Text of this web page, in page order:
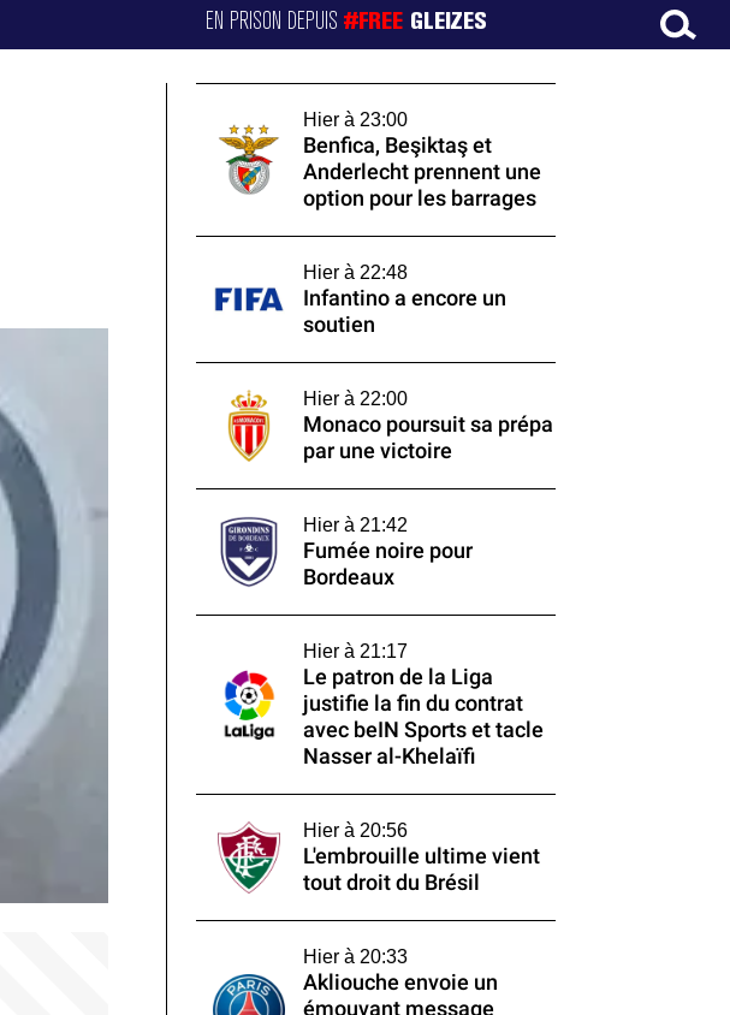
EN PRISON DEPUIS#FREE GLEIZES
Hier à 23:00
Benfica, Beşiktaş et
Anderlecht prennent une
option pour les barrages
Hier à 22:48
Infantino a encore un
soutien
Hier à 22:00
Monaco poursuit sa prépa
par une victoire
Hier à 21:42
Fumée noire pour
Bordeaux
Hier à 21:17
Le patron de la Liga
justifie la fin du contrat
avec beIN Sports et tacle
Nasser al-Khelaïfi
Hier à 20:56
L'embrouille ultime vient
tout droit du Brésil
Hier à 20:33
Akliouche envoie un
émouvant message